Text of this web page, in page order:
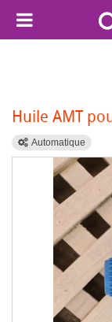
Huile AMT
Automatique